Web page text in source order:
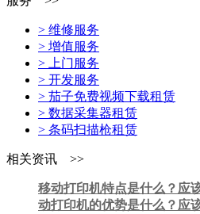
> 维修服务
> 增值服务
> 上门服务
> 开发服务
> 茄子免费视频下载租赁
> 数据采集器租赁
> 条码扫描枪租赁
相关资讯 >>
移动打印机特点是什么？应
动打印机的优势是什么？应